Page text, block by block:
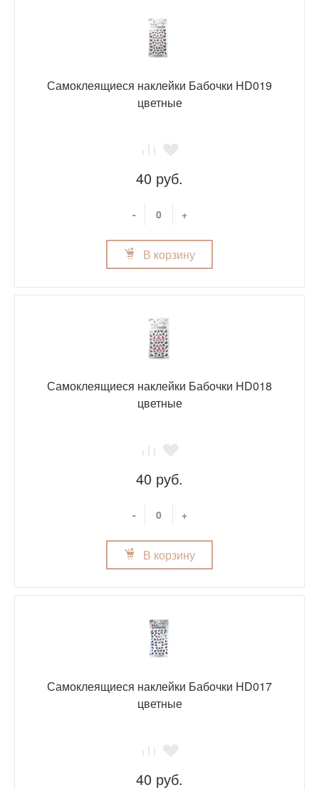
Самоклеящиеся наклейки Бабочки HD019
цветные
40 руб.
- +
В корзину
Самоклеящиеся наклейки Бабочки HD018
цветные
40 руб.
- +
В корзину
Самоклеящиеся наклейки Бабочки HD017
цветные
40 руб.